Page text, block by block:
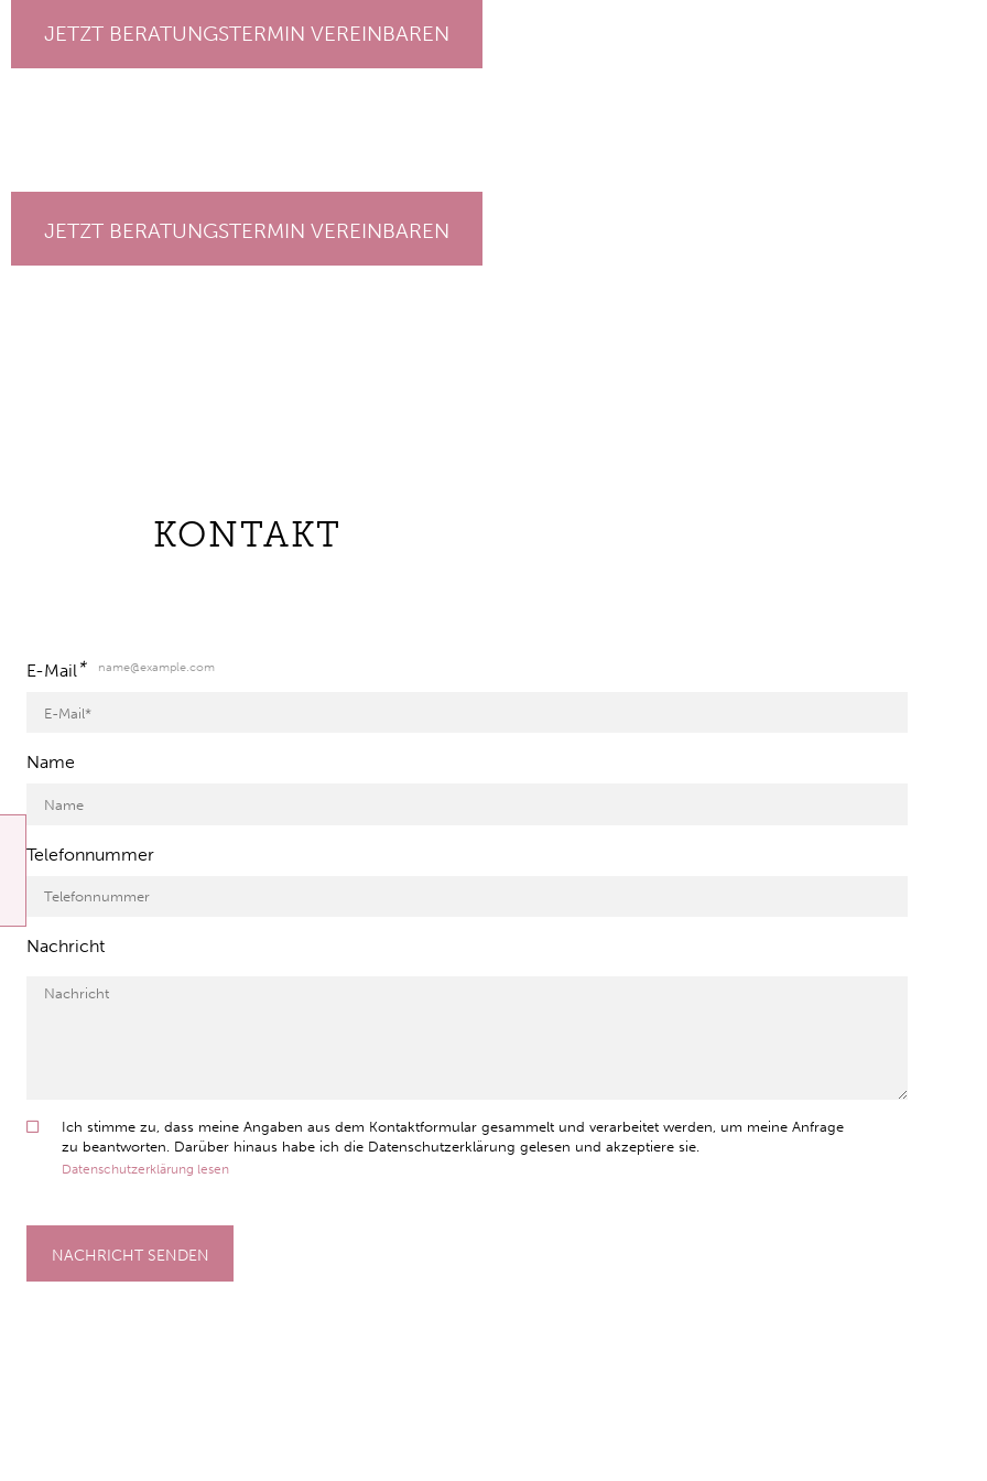
JETZT BERATUNGSTERMIN VEREINBAREN
JETZT BERATUNGSTERMIN VEREINBAREN
KONTAKT
E-Mail* name@example.com
Name
Telefonnummer
Nachricht
Ich stimme zu, dass meine Angaben aus dem Kontaktformular gesammelt und verarbeitet werden, um meine Anfrage
zu beantworten. Darüber hinaus habe ich die Datenschutzerklärung gelesen und akzeptiere sie.
Datenschutzerklärung lesen
NACHRICHT SENDEN